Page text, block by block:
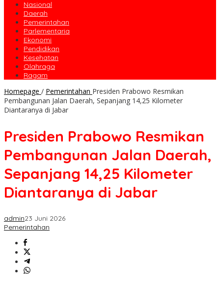
Nasional
Daerah
Pemerintahan
Parlementaria
Ekonomi
Pendidikan
Kesehatan
Olahraga
Ragam
Homepage / Pemerintahan Presiden Prabowo Resmikan
Pembangunan Jalan Daerah, Sepanjang 14,25 Kilometer
Diantaranya di Jabar
Presiden Prabowo Resmikan
Pembangunan Jalan Daerah,
Sepanjang 14,25 Kilometer
Diantaranya di Jabar
admin23 Juni 2026
Pemerintahan